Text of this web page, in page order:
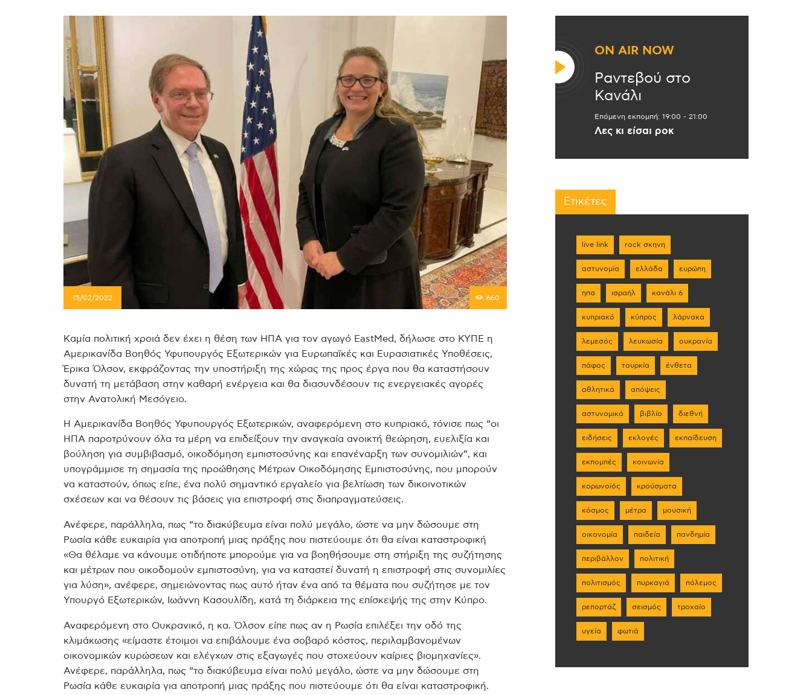
Επικοινωνία
15/02/2022 660
Καμία πολιτική χροιά δεν έχει η θέση των ΗΠΑ για τον αγωγό EastMed, δήλωσε στο ΚΥΠΕ η
Αμερικανίδα Βοηθός Υφυπουργός Εξωτερικών για Ευρωπαϊκές και Ευρασιατικές Υποθέσεις,
Έρικα Όλσον, εκφράζοντας την υποστήριξη της χώρας της προς έργα που θα καταστήσουν
δυνατή τη μετάβαση στην καθαρή ενέργεια και θα διασυνδέσουν τις ενεργειακές αγορές
στην Ανατολική Μεσόγειο.
Η Αμερικανίδα Βοηθός Υφυπουργός Εξωτερικών, αναφερόμενη στο κυπριακό, τόνισε πως “οι
ΗΠΑ παροτρύνουν όλα τα μέρη να επιδείξουν την αναγκαία ανοικτή θεώρηση, ευελιξία και
βούληση για συμβιβασμό, οικοδόμηση εμπιστοσύνης και επανέναρξη των συνομιλιών”, και
υπογράμμισε τη σημασία της προώθησης Μέτρων Οικοδόμησης Εμπιστοσύνης, που μπορούν
να καταστούν, όπως είπε, ένα πολύ σημαντικό εργαλείο για βελτίωση των δικοινοτικών
σχέσεων και να θέσουν τις βάσεις για επιστροφή στις διαπραγματεύσεις.
Ανέφερε, παράλληλα, πως “το διακύβευμα είναι πολύ μεγάλο, ώστε να μην δώσουμε στη
Ρωσία κάθε ευκαιρία για αποτροπή μιας πράξης που πιστεύουμε ότι θα είναι καταστροφική
«Θα θέλαμε να κάνουμε οτιδήποτε μπορούμε για να βοηθήσουμε στη στήριξη της συζήτησης
και μέτρων που οικοδομούν εμπιστοσύνη, για να καταστεί δυνατή η επιστροφή στις συνομιλίες
για λύση», ανέφερε, σημειώνοντας πως αυτό ήταν ένα από τα θέματα που συζήτησε με τον
Υπουργό Εξωτερικών, Ιωάννη Κασουλίδη, κατά τη διάρκεια της επίσκεψής της στην Κύπρο.
Αναφερόμενη στο Ουκρανικό, η κα. Όλσον είπε πως αν η Ρωσία επιλέξει την οδό της
κλιμάκωσης «είμαστε έτοιμοι να επιβάλουμε ένα σοβαρό κόστος, περιλαμβανομένων
οικονομικών κυρώσεων και ελέγχων στις εξαγωγές που στοχεύουν καίριες βιομηχανίες».
Ανέφερε, παράλληλα, πως “το διακύβευμα είναι πολύ μεγάλο, ώστε να μην δώσουμε στη
Ρωσία κάθε ευκαιρία για αποτροπή μιας πράξης που πιστεύουμε ότι θα είναι καταστροφική.
ON AIR NOW
Ραντεβού στο
Κανάλι
Επόμενη εκπομπή: 19:00 - 21:00
Λες κι είσαι ροκ
Ετικέτες
live link rock σκηνη
αστυνομία ελλάδα ευρώπη
ηπα ισραήλ κανάλι 6
κυπριακό κύπρος λάρνακα
λεμεσός λευκωσία ουκρανία
πάφος τουρκία ένθετα
αθλητικά απόψεις
αστυνομικά βιβλίο διεθνή
ειδήσεις εκλογές εκπαίδευση
εκπομπές κοινωνία
κορωνοϊός κρούσματα
κόσμος μέτρα μουσική
οικονομία παιδεία πανδημία
περιβάλλον πολιτική
πολιτισμός πυρκαγιά πόλεμος
ρεπορτάζ σεισμός τροχαίο
υγεία φωτιά